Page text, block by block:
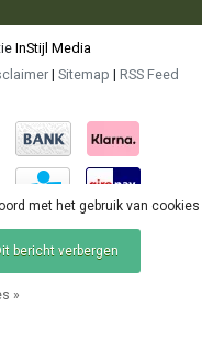
InStijl Media
| Sitemap | RSS Feed
met het gebruik van cookies
bericht verbergen
»